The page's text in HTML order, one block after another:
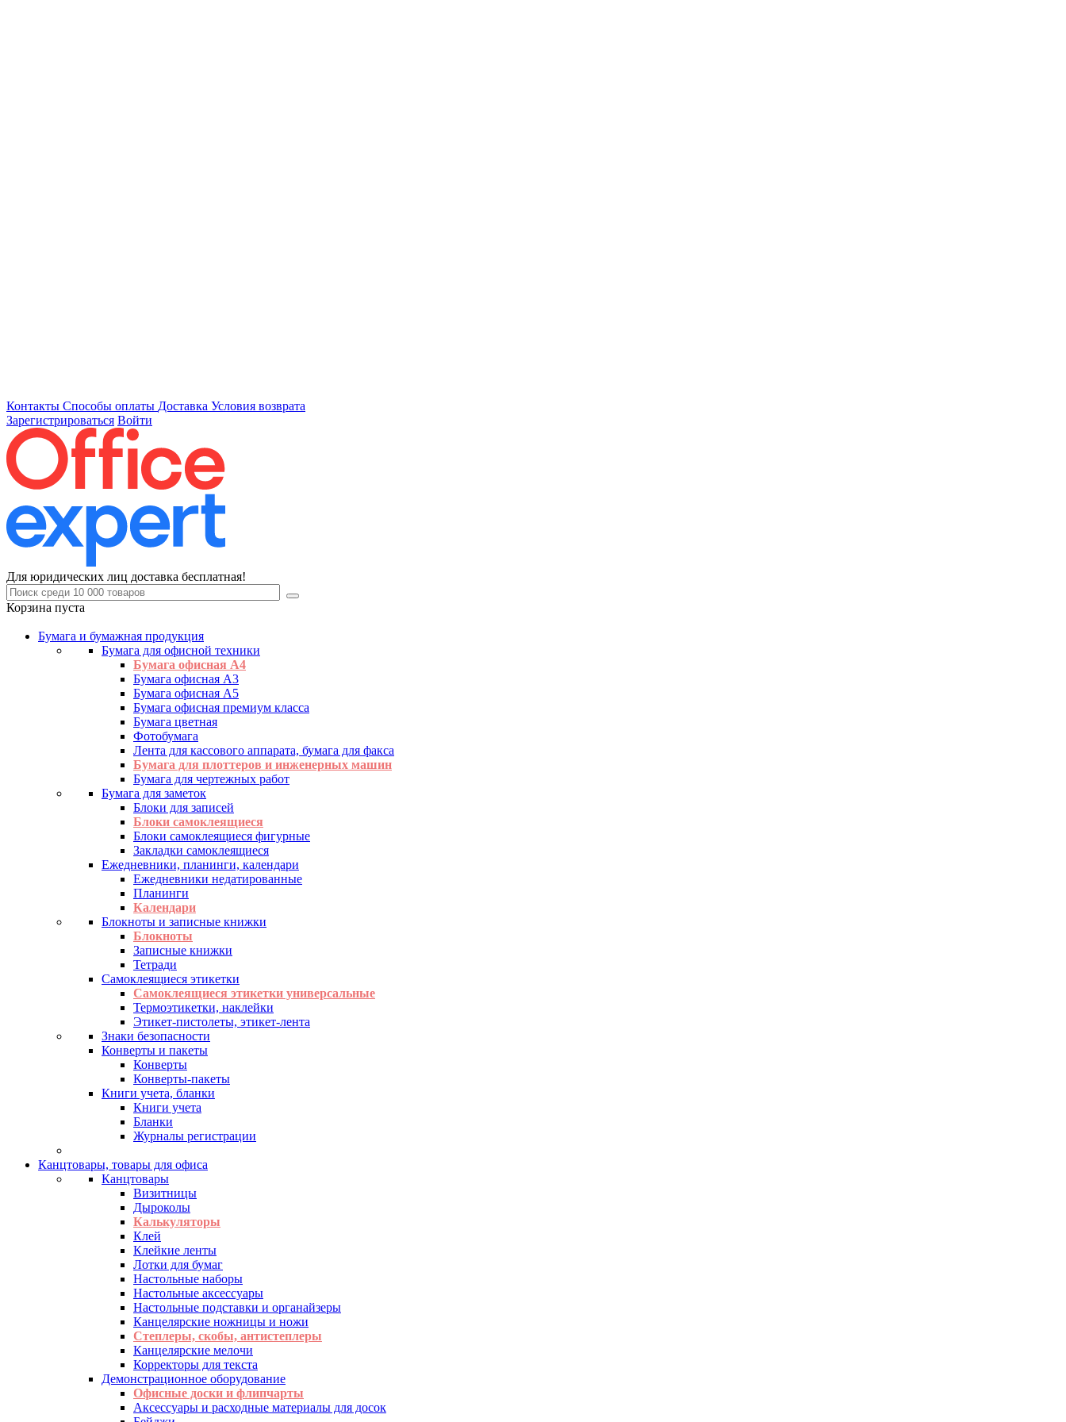
Контакты Способы оплаты Доставка Условия возврата
Зарегистрироваться Войти
Для юридических лиц доставка бесплатная!
Корзина пуста
Бумага и бумажная продукция
Бумага для офисной техники
Бумага офисная А4
Бумага офисная А3
Бумага офисная А5
Бумага офисная премиум класса
Бумага цветная
Фотобумага
Лента для кассового аппарата, бумага для факса
Бумага для плоттеров и инженерных машин
Бумага для чертежных работ
Бумага для заметок
Блоки для записей
Блоки самоклеящиеся
Блоки самоклеящиеся фигурные
Закладки самоклеящиеся
Ежедневники, планинги, календари
Ежедневники недатированные
Планинги
Календари
Блокноты и записные книжки
Блокноты
Записные книжки
Тетради
Самоклеящиеся этикетки
Самоклеящиеся этикетки универсальные
Термоэтикетки, наклейки
Этикет-пистолеты, этикет-лента
Знаки безопасности
Конверты и пакеты
Конверты
Конверты-пакеты
Книги учета, бланки
Книги учета
Бланки
Журналы регистрации
Канцтовары, товары для офиса
Канцтовары
Визитницы
Дыроколы
Калькуляторы
Клей
Клейкие ленты
Лотки для бумаг
Настольные наборы
Настольные аксессуары
Настольные подставки и органайзеры
Канцелярские ножницы и ножи
Степлеры, скобы, антистеплеры
Канцелярские мелочи
Корректоры для текста
Демонстрационное оборудование
Офисные доски и флипчарты
Аксессуары и расходные материалы для досок